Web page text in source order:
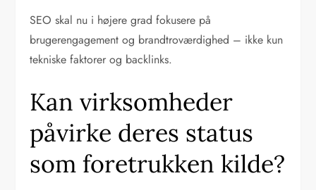
SEO skal nu i højere grad fokusere på
brugerengagement og brandtroværdighed – ikke kun
tekniske faktorer og backlinks.
Kan virksomheder
påvirke deres status
som foretrukken kilde?